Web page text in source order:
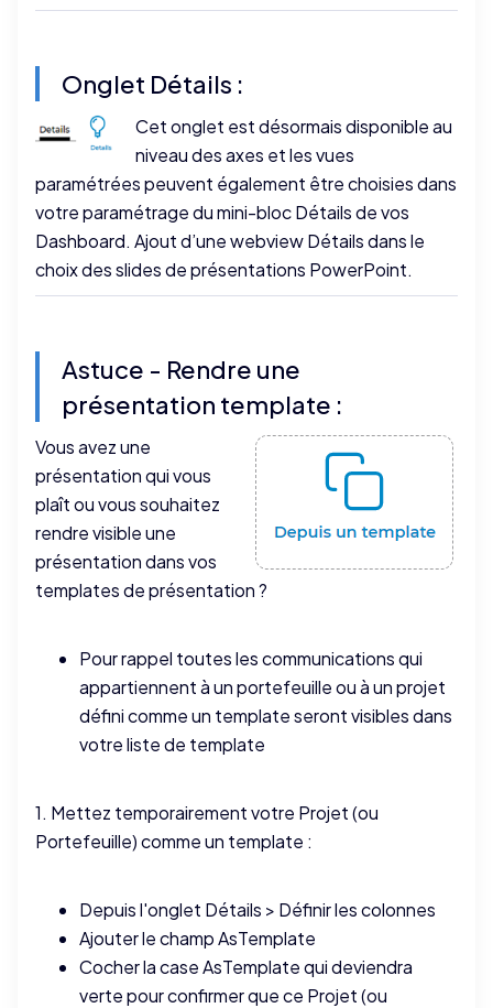
Onglet Détails :
Cet onglet est désormais disponible au
niveau des axes et les vues
paramétrées peuvent également être choisies dans
votre paramétrage du mini-bloc Détails de vos
Dashboard. Ajout d’une webview Détails dans le
choix des slides de présentations PowerPoint.
Astuce - Rendre une
présentation template :
Vous avez une
présentation qui vous
plaît ou vous souhaitez
rendre visible une
présentation dans vos
templates de présentation ?
Pour rappel toutes les communications qui
appartiennent à un portefeuille ou à un projet
défini comme un template seront visibles dans
votre liste de template
1. Mettez temporairement votre Projet (ou
Portefeuille) comme un template :
Depuis l'onglet Détails > Définir les colonnes
Ajouter le champ AsTemplate
Cocher la case AsTemplate qui deviendra
verte pour confirmer que ce Projet (ou